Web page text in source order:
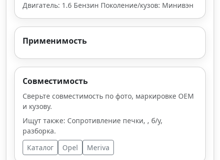
Двигатель: 1.6 Бензин Поколение/кузов: Минивэн
Применимость
Совместимость
Сверьте совместимость по фото, маркировке OEM
и кузову.
Ищут также: Сопротивление печки, , б/у,
разборка.
Каталог
Opel Meriva